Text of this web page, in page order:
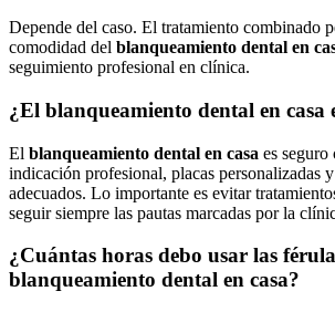
Depende del caso. El tratamiento combinado
comodidad del blanqueamiento dental en
seguimiento profesional en clínica.
¿El blanqueamiento dental en casa
El blanqueamiento dental en casa es seguro
indicación profesional, placas personalizadas
adecuados. Lo importante es evitar
seguir siempre las pautas marcadas por la
¿Cuántas horas debo usar las
blanqueamiento dental en casa?